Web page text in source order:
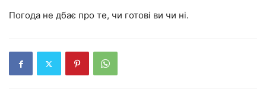
Погода не дбає про те, чи готові ви чи ні.